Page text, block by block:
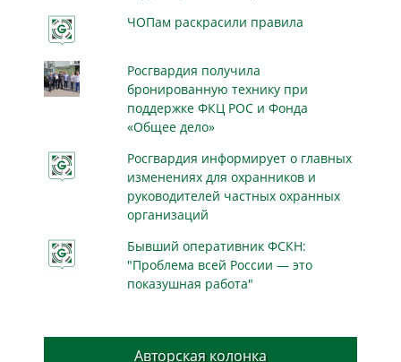
ЧОПам раскрасили правила
Росгвардия получила
бронированную технику при
поддержке ФКЦ РОС и Фонда
«Общее дело»
Росгвардия информирует о главных
изменениях для охранников и
руководителей частных охранных
организаций
Бывший оперативник ФСКН:
"Проблема всей России — это
показушная работа"
Авторская колонка